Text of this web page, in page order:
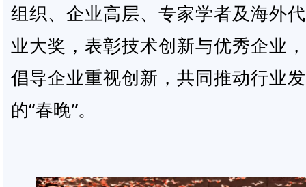
组织、企业高层、专家学者及海外
业大奖，表彰技术创新与优秀企业
倡导企业重视创新，共同推动行业
的“春晚”。